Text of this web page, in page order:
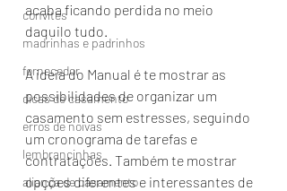
convites
madrinhas e padrinhos
fornecedor
dicas de casamento
erros de noivas
lembrancinhas
aliança de casamento
acaba ficando perdida no meio
daquilo tudo.
A ideia do Manual é te mostrar as
possibilidades de organizar um
casamento sem estresses, seguindo
um cronograma de tarefas e
contratações. Também te mostrar
opções diferentes e interessantes de